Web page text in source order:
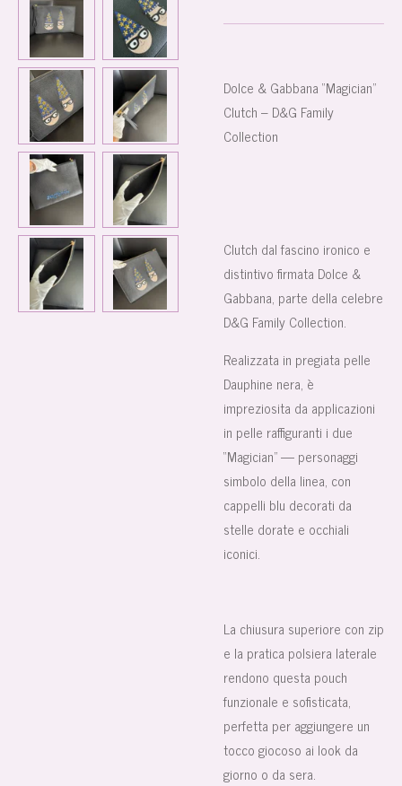
Dolce & Gabbana “Magician”
Clutch – D&G Family
Collection
Clutch dal fascino ironico e
distintivo firmata Dolce &
Gabbana, parte della celebre
D&G Family Collection.
Realizzata in pregiata pelle
Dauphine nera, è
impreziosita da applicazioni
in pelle raffiguranti i due
“Magician” — personaggi
simbolo della linea, con
cappelli blu decorati da
stelle dorate e occhiali
iconici.
La chiusura superiore con zip
e la pratica polsiera laterale
rendono questa pouch
funzionale e sofisticata,
perfetta per aggiungere un
tocco giocoso ai look da
giorno o da sera.